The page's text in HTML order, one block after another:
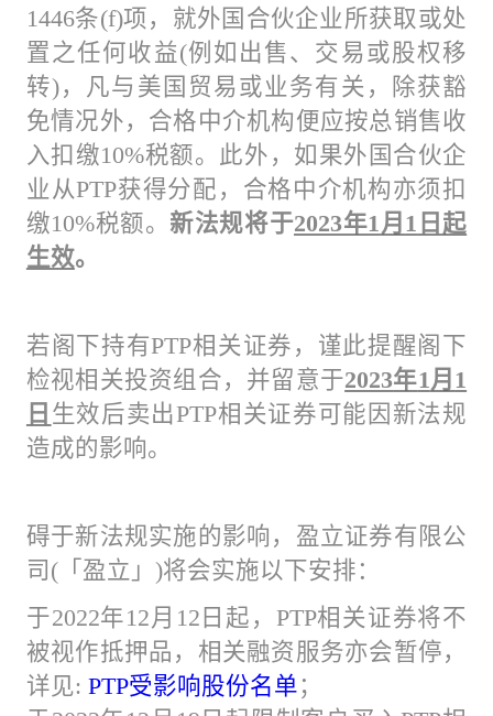
1446条(f)项，就外国合伙企业所获取或处
置之任何收益(例如出售、交易或股权移
转)，凡与美国贸易或业务有关，除获豁
免情况外，合格中介机构便应按总销售收
入扣缴10%税额。此外，如果外国合伙企
业从PTP获得分配，合格中介机构亦须扣
缴10%税额。 新法规将于2023年1月 1 日起
生效。
若阁下持有PTP相关证券，谨此提醒阁下
检视相关投资组合，并留意于2023年1 月 1
日 生效后卖出PTP相关证券可能因新法规
造成的影响。
碍于新法规实施的影响，盈立证券有限公
司(「盈立」)将会实施以下安排：
于2022年12月12日起，PTP相关证券将不
被视作抵押品，相关融资服务亦会暂停，
详见: PTP受影响股份名单 ；